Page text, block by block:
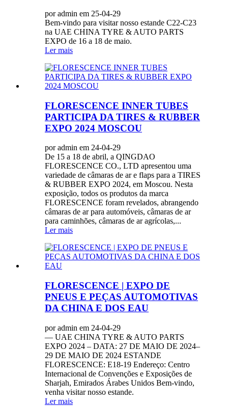
por admin em 25-04-29
Bem-vindo para visitar nosso estande C22-C23
na UAE CHINA TYRE & AUTO PARTS
EXPO de 16 a 18 de maio.
Ler mais
FLORESCENCE INNER TUBES
PARTICIPA DA TIRES & RUBBER
EXPO 2024 MOSCOU
por admin em 24-04-29
De 15 a 18 de abril, a QINGDAO
FLORESCENCE CO., LTD apresentou uma
variedade de câmaras de ar e flaps para a TIRES
& RUBBER EXPO 2024, em Moscou. Nesta
exposição, todos os produtos da marca
FLORESCENCE foram revelados, abrangendo
câmaras de ar para automóveis, câmaras de ar
para caminhões, câmaras de ar agrícolas,...
Ler mais
FLORESCENCE | EXPO DE
PNEUS E PEÇAS AUTOMOTIVAS
DA CHINA E DOS EAU
por admin em 24-04-29
— UAE CHINA TYRE & AUTO PARTS
EXPO 2024 – DATA: 27 DE MAIO DE 2024–
29 DE MAIO DE 2024 ESTANDE
FLORESCENCE: E18-19 Endereço: Centro
Internacional de Convenções e Exposições de
Sharjah, Emirados Árabes Unidos Bem-vindo,
venha visitar nosso estande.
Ler mais